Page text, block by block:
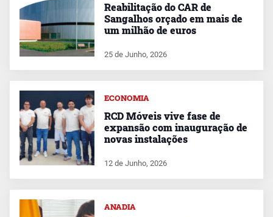
Reabilitação do CAR de
Sangalhos orçado em mais de
um milhão de euros
25 de Junho, 2026
ECONOMIA
RCD Móveis vive fase de
expansão com inauguração de
novas instalações
12 de Junho, 2026
ANADIA